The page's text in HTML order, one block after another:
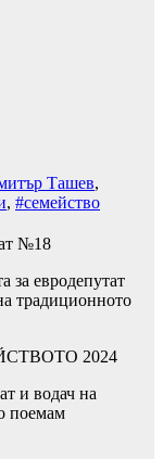
Ташев,
, #семейство
за евродепутат
традиционното
2024
и водач на
поемам